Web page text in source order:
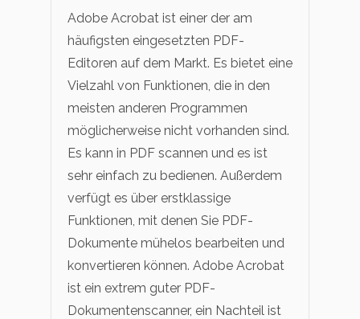
Adobe Acrobat ist einer der am
häufigsten eingesetzten PDF-
Editoren auf dem Markt. Es bietet eine
Vielzahl von Funktionen, die in den
meisten anderen Programmen
möglicherweise nicht vorhanden sind.
Es kann in PDF scannen und es ist
sehr einfach zu bedienen. Außerdem
verfügt es über erstklassige
Funktionen, mit denen Sie PDF-
Dokumente mühelos bearbeiten und
konvertieren können. Adobe Acrobat
ist ein extrem guter PDF-
Dokumentenscanner, ein Nachteil ist